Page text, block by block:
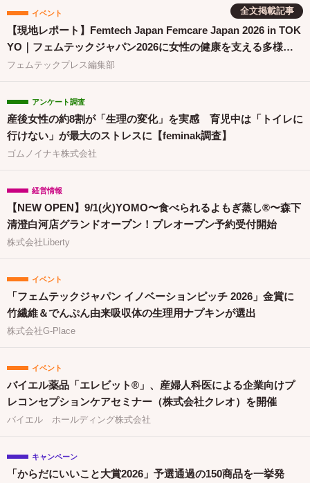
全文掲載記事
イベント
【現地レポート】Femtech Japan Femcare Japan 2026 in TOK
YO｜フェムテックジャパン2026に女性の健康を支える多様な
取り組みが集結
フェムテックプレス編集部
アンケート調査
産後女性の約8割が「生理の変化」を実感 育児中は「トイレに
行けない」が最大のストレスに【feminak調査】
ゴムノイナキ株式会社
経営情報
【NEW OPEN】9/1(火)YOMO〜食べられるよもぎ蒸し®〜森下
清澄白河店グランドオープン！プレオープン予約受付開始
株式会社Liberty
イベント
「フェムテックジャパン イノベーションピッチ 2026」金賞に
竹繊維＆でんぷん由来吸収体の生理用ナプキンが選出
株式会社G-Place
イベント
バイエル薬品「エレビット®」、産婦人科医による企業向けプ
レコンセプションケアセミナー（株式会社クレオ）を開催
バイエル ホールディング株式会社
キャンペーン
「からだにいいこと大賞2026」予選通過の150商品を一挙発